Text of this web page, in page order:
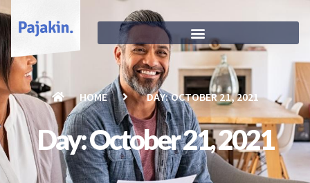
HOME DAY: OCTOBER 21, 2021
Day: October 21, 2021